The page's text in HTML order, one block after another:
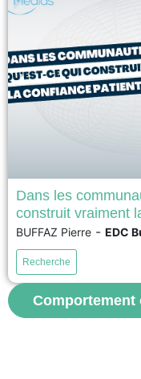
Objectif de la
contribuant à
envers les médecins
santé covid-19.
type netnographique.
l’organisation au
Résultats :...
Dans les
construit vraiment
BUFFAZ Pierre - EDC
Recherche
Comportement